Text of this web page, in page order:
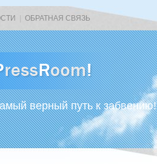
ОБРАТНАЯ СВЯЗЬ
верный путь к